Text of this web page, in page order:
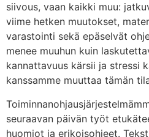
siivous, vaan kaikki muu:
viime hetken muutokset,
varastointi sekä epäselvät
menee muuhun kuin
kannattavuus kärsii ja stressi
kanssamme muuttaa tämän
seuraavan päivän työt
huomiot ja erikoisohjeet.